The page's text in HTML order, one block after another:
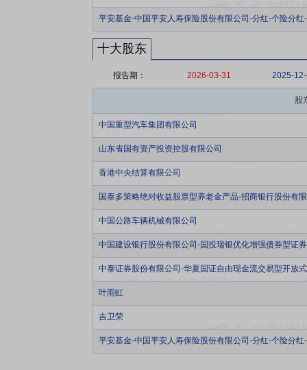
平安基金-中国平安人寿保险股份有限公司-分红-个险分
十大股东
报告期： 2026-03-31 2025-
股
中国重型汽车集团有限公司
山东省国有资产投资控股有限公司
香港中央结算有限公司
国泰多策略绝对收益股票型养老金产品-招商银行股份有
中国公路车辆机械有限公司
中国建设银行股份有限公司-国投瑞银优化增强债券型证
中泰证券股份有限公司-华夏国证自由现金流交易型开放
叶雨虹
吉卫荣
平安基金-中国平安人寿保险股份有限公司-分红-个险分